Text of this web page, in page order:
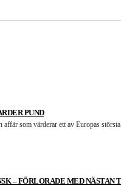
PUND
som värderar ett av Europas
– FÖRLORADE MED NÄSTAN